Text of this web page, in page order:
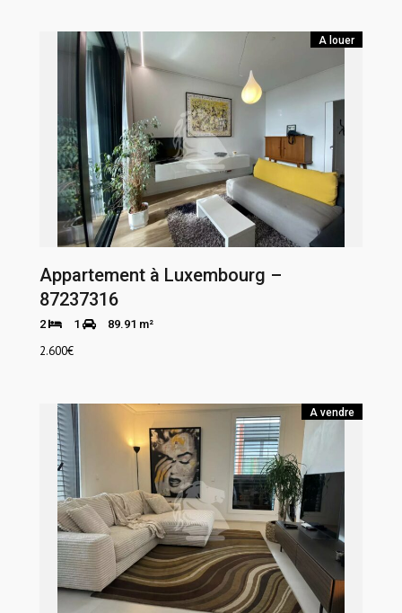
A louer
Appartement à Luxembourg –
87237316
2 1 89.91 m²
2.600€
A vendre